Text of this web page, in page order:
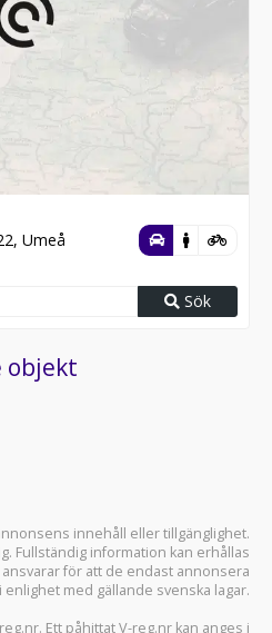
Umeå
Sök
objekt
innehåll eller tillgänglighet.
Fullständig information kan erhållas
för att de endast annonsera
med gällande svenska lagar.
Ett påhittat V-reg.nr kan anges i